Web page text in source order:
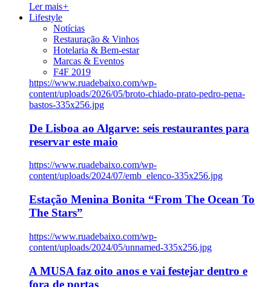
Ler mais+
Lifestyle
Notícias
Restauração & Vinhos
Hotelaria & Bem-estar
Marcas & Eventos
F4F 2019
https://www.ruadebaixo.com/wp-
content/uploads/2026/05/broto-chiado-prato-pedro-pena-
bastos-335x256.jpg
De Lisboa ao Algarve: seis restaurantes para
reservar este maio
https://www.ruadebaixo.com/wp-
content/uploads/2024/07/emb_elenco-335x256.jpg
Estação Menina Bonita “From The Ocean To
The Stars”
https://www.ruadebaixo.com/wp-
content/uploads/2024/05/unnamed-335x256.jpg
A MUSA faz oito anos e vai festejar dentro e
fora de portas